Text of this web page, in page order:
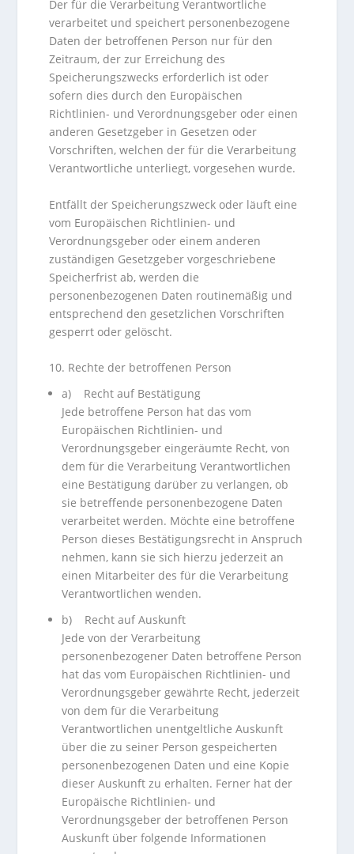
Der für die Verarbeitung Verantwortliche
verarbeitet und speichert personenbezogene
Daten der betroffenen Person nur für den
Zeitraum, der zur Erreichung des
Speicherungszwecks erforderlich ist oder
sofern dies durch den Europäischen
Richtlinien- und Verordnungsgeber oder einen
anderen Gesetzgeber in Gesetzen oder
Vorschriften, welchen der für die Verarbeitung
Verantwortliche unterliegt, vorgesehen wurde.
Entfällt der Speicherungszweck oder läuft eine
vom Europäischen Richtlinien- und
Verordnungsgeber oder einem anderen
zuständigen Gesetzgeber vorgeschriebene
Speicherfrist ab, werden die
personenbezogenen Daten routinemäßig und
entsprechend den gesetzlichen Vorschriften
gesperrt oder gelöscht.
10. Rechte der betroffenen Person
a) Recht auf Bestätigung
Jede betroffene Person hat das vom
Europäischen Richtlinien- und
Verordnungsgeber eingeräumte Recht, von
dem für die Verarbeitung Verantwortlichen
eine Bestätigung darüber zu verlangen, ob
sie betreffende personenbezogene Daten
verarbeitet werden. Möchte eine betroffene
Person dieses Bestätigungsrecht in Anspruch
nehmen, kann sie sich hierzu jederzeit an
einen Mitarbeiter des für die Verarbeitung
Verantwortlichen wenden.
b) Recht auf Auskunft
Jede von der Verarbeitung
personenbezogener Daten betroffene Person
hat das vom Europäischen Richtlinien- und
Verordnungsgeber gewährte Recht, jederzeit
von dem für die Verarbeitung
Verantwortlichen unentgeltliche Auskunft
über die zu seiner Person gespeicherten
personenbezogenen Daten und eine Kopie
dieser Auskunft zu erhalten. Ferner hat der
Europäische Richtlinien- und
Verordnungsgeber der betroffenen Person
Auskunft über folgende Informationen